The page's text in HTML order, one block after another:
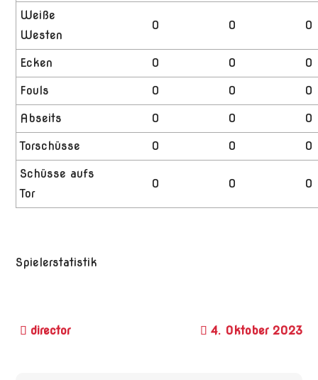
Weiße
Westen
0 0 0
Ecken 0 0 0
Fouls 0 0 0
Abseits 0 0 0
Torschüsse 0 0 0
Schüsse aufs
Tor
0 0 0
Spielerstatistik
4. Oktober 2023